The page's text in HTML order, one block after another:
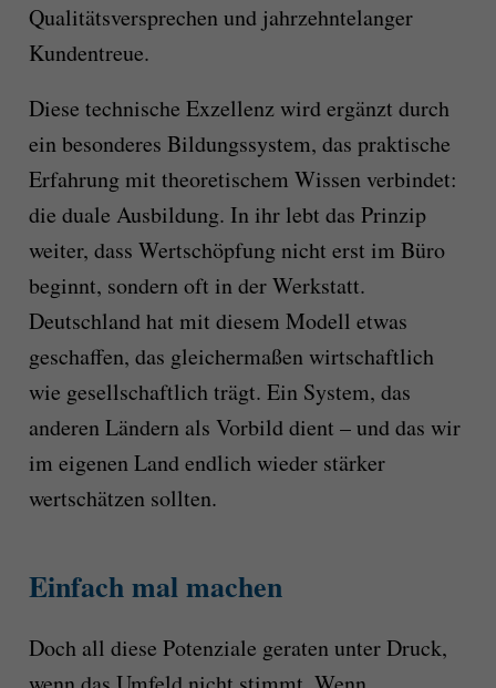
Qualitätsversprechen und jahrzehntelanger
Kundentreue.
Diese technische Exzellenz wird ergänzt durch
ein besonderes Bildungssystem, das praktische
Erfahrung mit theoretischem Wissen verbindet:
die duale Ausbildung. In ihr lebt das Prinzip
weiter, dass Wertschöpfung nicht erst im Büro
beginnt, sondern oft in der Werkstatt.
Deutschland hat mit diesem Modell etwas
geschaffen, das gleichermaßen wirtschaftlich
wie gesellschaftlich trägt. Ein System, das
anderen Ländern als Vorbild dient – und das wir
im eigenen Land endlich wieder stärker
wertschätzen sollten.
Einfach mal machen
Doch all diese Potenziale geraten unter Druck,